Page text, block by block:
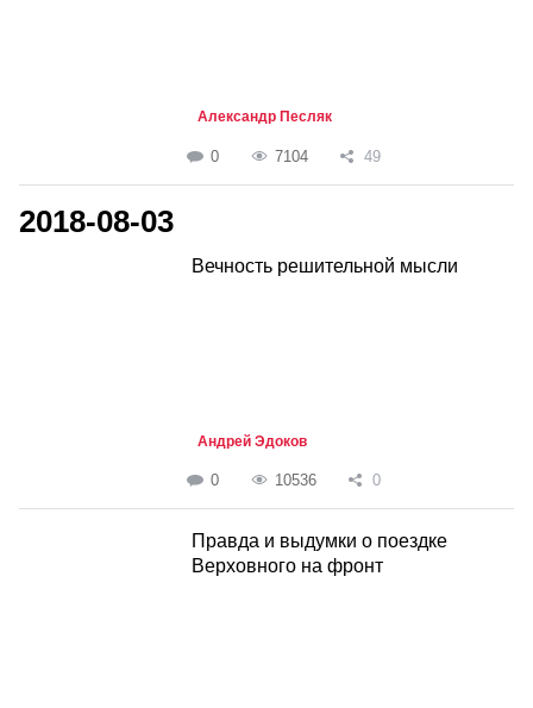
Александр Песляк
0 7104 49
2018-08-03
Вечность решительной мысли
Андрей Эдоков
0 10536 0
Правда и выдумки о поездке
Верховного на фронт